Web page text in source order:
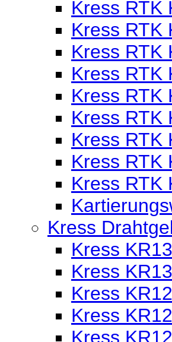
Kress RTK
Kress RTK
Kress RTK
Kress RTK
Kress RTK
Kress RTK
Kress RTK
Kress RTK
Kress RTK
Kress
Kress
Kress
Kress
Kress
Kress